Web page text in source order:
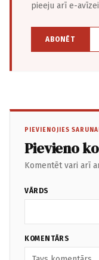
pieeju arī e-
ABONĒT
PIEVIENOJIES SARUNAI
Pievieno
Komentēt vari arī
VĀRDS
KOMENTĀRS